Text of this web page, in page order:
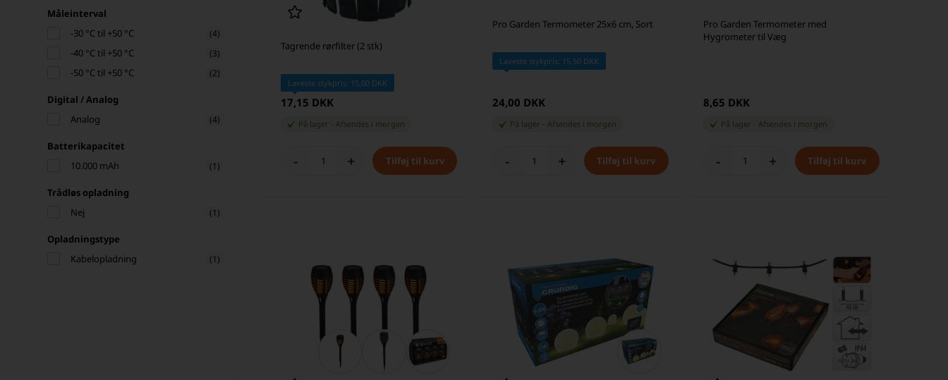
Måleinterval
-30 °C til +50 °C
(4)
-40 °C til +50 °C (3)
-50 °C til +50 °C (2)
Digital / Analog
Analog
(4)
Batterikapacitet
10.000 mAh
(1)
Trådløs opladning
Nej
(1)
Opladningstype
Kabelopladning
(1)
Tagrende rørfilter (2 stk)
Laveste stykpris: 15,00 DKK
17,15 DKK
På lager -Afsendes i morgen
- +
Pro Garden Termometer 25x6 cm, Sort
Laveste stykpris: 15,50 DKK
24,00 DKK
På lager Afsendes i morgen
- +
Pro Garden Termometer med
Hygrometer til Væg
8,65 DKK
På lager Afsendes i morgen
- +